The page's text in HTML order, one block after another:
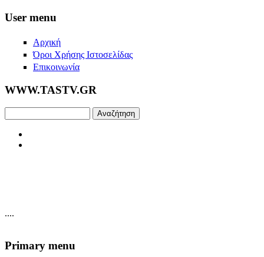
Skip to main content
User menu
Αρχική
Όροι Χρήσης Ιστοσελίδας
Επικοινωνία
WWW.TASTV.GR
....
Primary menu